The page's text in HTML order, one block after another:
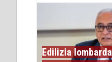
Edilizia